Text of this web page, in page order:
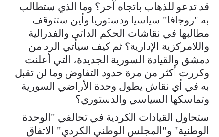
قد تدعو للذهاب باتجاه آخر؟ وما الذي ستطالب
به "روجافا" سياسيا ودستوريا وأين ستتوقف
مطالبها في نقاشات الحكم الذاتي والفدرالية
واللامركزية الإدارية؟ ثم كيف سيأتي الرد من
دمشق والقيادة السورية الجديدة، التي أعلنت
وكررت أكثر من مرة حدود التفاوض وما لن تقبل
به في أي نقاش يطول وحدة الأراضي السورية
وتماسكها السياسي والدستوري؟
ستحاول القيادات الكردية في تحالفي "الوحدة
الوطنية" و"المجلس الوطني الكردي" الاتفاق